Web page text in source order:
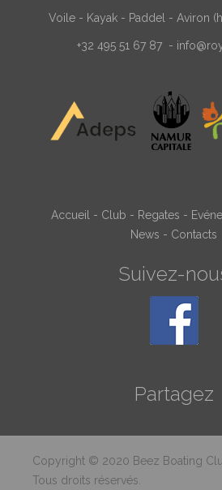
Voile - Kayak - Paddel - Aviron
+32 495 51 67 87 -
Accueil - Club - Regates -
News - Contacts
Suivez-
Partagez
Copyright © 2020 Beez Boating
Tous droits réservés.